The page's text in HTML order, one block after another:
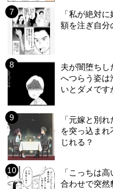
「私が絶対
額を注ぎ自分
夫が闇堕ち
へつらう姿は
いとダメです
「元嫁と別
を突っ込ま
じれる？
「こっちは
合わせで突然